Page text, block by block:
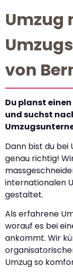
Umzug
von
Du planst
und suchst
Dann bist du bei
genau richtig!
internationalen
gestaltet.
Als erfahrene
worauf es bei
ankommt. Wir
Umzug so